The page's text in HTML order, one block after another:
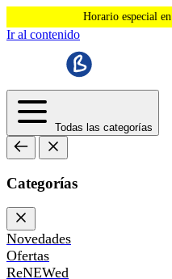
Horario especial en
Ir al contenido
Todas las categorías
Categorías
Novedades
Ofertas
ReNEWed